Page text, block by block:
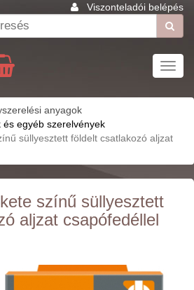
Viszonteladói belépés
anyagok
egyéb szerelvények
süllyesztett földelt csatlakozó aljzat
színű süllyesztett
aljzat csapófedéllel